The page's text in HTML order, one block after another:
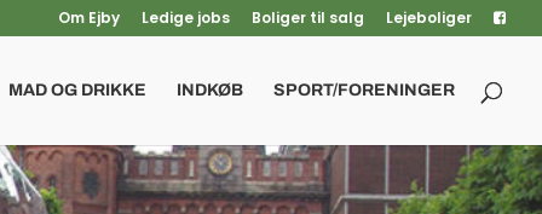
Om Ejby Ledige jobs Boliger til salg Lejeboliger
MAD OG DRIKKE INDKØB SPORT/FORENINGER